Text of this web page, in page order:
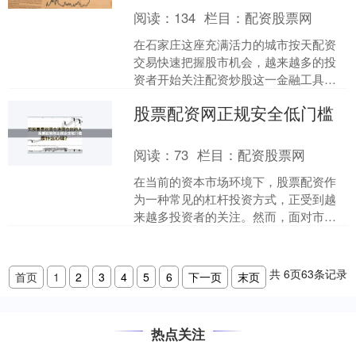
阅读： 134 栏目：配资股票网
在石家庄这座充满活力的城市按天配资
交易快速把握股市机会，越来越多的投
资者开始关注配资炒股这一金融工具。
让投资者以较少的自有资金....
股票配资网正规安全低门槛
阅读：73 栏目：配资股票网
在当前的资本市场环境下，股票配资作
为一种常见的杠杆投资方式，正受到越
来越多投资者的关注。然而，面对市场
首页 1 2 3 4 5 6 下一页 末页 共6页63条记录
热点关注